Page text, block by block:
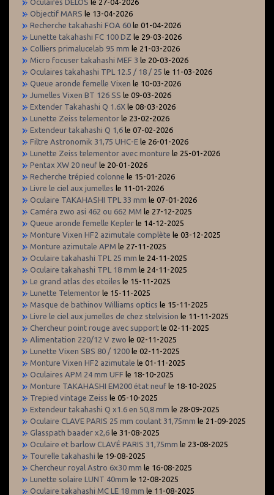
Objectif MARS le 13-04-2026
Recherche takahashi FOA 60 le 01-04-2026
Lunette takahashi FC 100 DZ le 29-03-2026
Colliers primalucelab 95 mm le 21-03-2026
Micro focuser takahashi MEF 3 le 20-03-2026
Oculaires takahashi TPL 12.5 / 18 / 25 le 11-03-2026
Queue aronde femelle Vixen le 10-03-2026
Jumelles Vixen BT 126 SS le 09-03-2026
Extender Takahashi Q 1.6X le 08-03-2026
Lunette Zeiss telementor le 23-02-2026
Extendeur takahashi Q 1,6 le 07-02-2026
Filtre Astronomik 31,75 UHC-E le 26-01-2026
Lunette Zeiss telementor avec monture le 25-01-2026
Pentax XW 20 neuf le 20-01-2026
Recherche trépied colonne le 15-01-2026
Livre le ciel aux jumelles le 11-01-2026
Oculaire TAKAHASHI TPL 33 mm le 07-01-2026
Caméra zwo asi 462 ou 662 MM le 27-12-2025
Queue aronde femelle Kepler le 14-12-2025
Monture Vixen HF2 azimutale complète le 03-12-2025
Monture azimutale APM le 27-11-2025
Oculaire takahashi TPL 25 mm le 24-11-2025
Oculaire takahashi TPL 18 mm le 24-11-2025
Le grand atlas des etoiles le 15-11-2025
Lunette Telementor le 15-11-2025
Masque de bathinov Williams optics le 15-11-2025
Livre le ciel aux jumelles de chez stelvision le 11-11-2025
Chercheur point rouge avec support le 02-11-2025
Alimentation 220/12 V zwo le 02-11-2025
Lunette Vixen SBS 80 / 1200 le 02-11-2025
Monture Vixen HF2 azimutale le 01-11-2025
Oculaires APM 24 mm UFF le 18-10-2025
Monture TAKAHASHI EM200 état neuf le 18-10-2025
Trepied vintage Zeiss le 05-10-2025
Extendeur takahashi Q x1.6 en 50,8 mm le 28-09-2025
Oculaire CLAVE PARIS 25 mm coulant 31,75mm le 21-09-2025
Glasspath baader x2,6 le 31-08-2025
Oculaire et barlow CLAVÉ PARIS 31,75mm le 23-08-2025
Tourelle takahashi le 19-08-2025
Chercheur royal Astro 6x30 mm le 16-08-2025
Lunette solaire LUNT 40mm le 12-08-2025
Oculaire takahashi MC LE 18 mm le 11-08-2025